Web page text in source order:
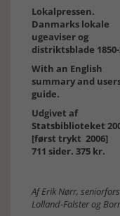
Lokalpressen.
Danmarks lokale
ugeaviser og
distriktsblade 1850-
With an English
summary and
guide.
Udgivet af
Statsbiblioteket
[først trykt 2006]
711 sider. 375 kr.
Af Erik Nørr,
Lolland-Falster og